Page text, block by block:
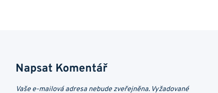
Napsat Komentář
Vaše e-mailová adresa nebude zveřejněna. Vyžadované